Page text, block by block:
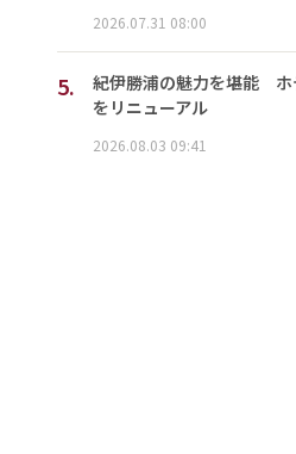
2026.07.31 08:00
5.
紀伊勝浦の魅力を堪能 ホ
をリニューアル
2026.08.03 09:41